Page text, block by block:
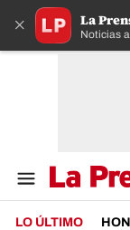
× La
Noticias
LO ÚLTIMO